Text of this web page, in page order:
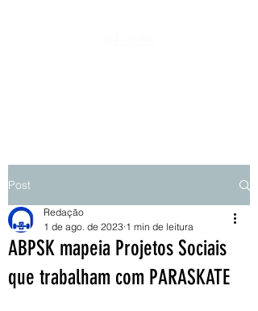
Post
ABPSK mapeia Projetos Sociais
que trabalham com PARASKATE
Redação
1 de ago. de 2023 1 min de leitura